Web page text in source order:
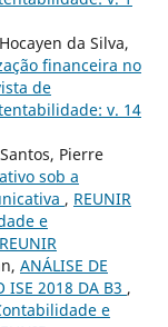
da Silva,
financeira no
de
v. 14
Pierre
sob a
, REUNIR
e
ANÁLISE DE
ISE 2018 DA B3 ,
e